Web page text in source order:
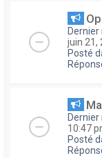
juin 21,
Posté
10:47
Posté